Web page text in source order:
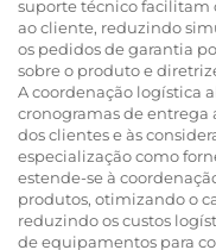
suporte técnico facilitam
ao cliente, reduzindo
os pedidos de garantia
sobre o produto e
A coordenação logística
cronogramas de entrega
dos clientes e às
especialização como
estende-se à
produtos, otimizando o
reduzindo os custos
de equipamentos para